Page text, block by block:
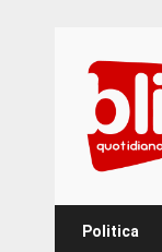
content
Politica